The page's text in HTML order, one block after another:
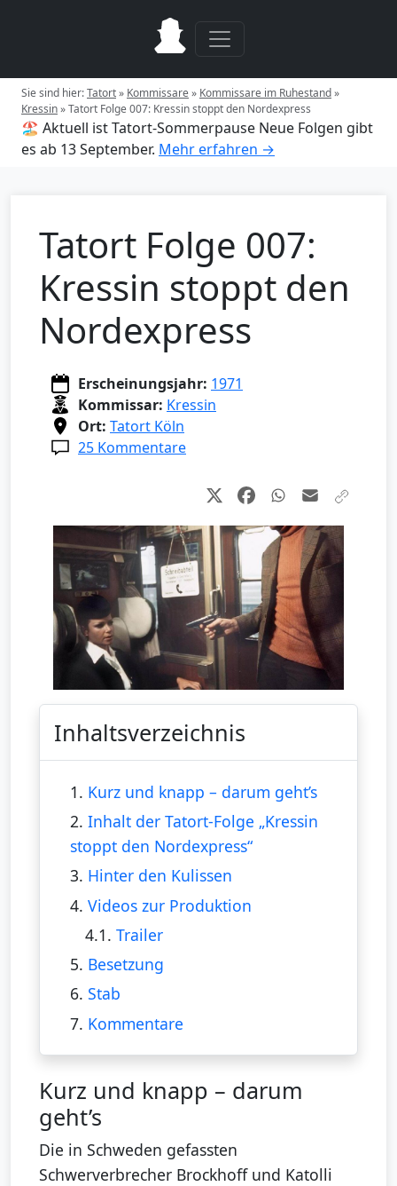
Sie sind hier:Tatort» Kommissare» Kommissare im Ruhestand»
Kressin»Tatort Folge 007: Kressin stoppt den Nordexpress
🏖️ Aktuell ist Tatort-Sommerpause Neue Folgen gibt
es ab 13 September. Mehr erfahren →
Tatort Folge 007:
Kressin stoppt den
Nordexpress
Erscheinungsjahr: 1971
Kommissar: Kressin
Ort: Tatort Köln
25 Kommentare
Inhaltsverzeichnis
1. Kurz und knapp – darum geht’s
2. Inhalt der Tatort-Folge „Kressin
stoppt den Nordexpress“
3. Hinter den Kulissen
4. Videos zur Produktion
4.1.Trailer
5. Besetzung
6. Stab
7. Kommentare
Kurz und knapp – darum
geht’s
Die in Schweden gefassten
Schwerverbrecher Brockhoff und Katolli